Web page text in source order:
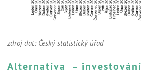
zdroj dat: Český statistický úřad
Alternativa – investování